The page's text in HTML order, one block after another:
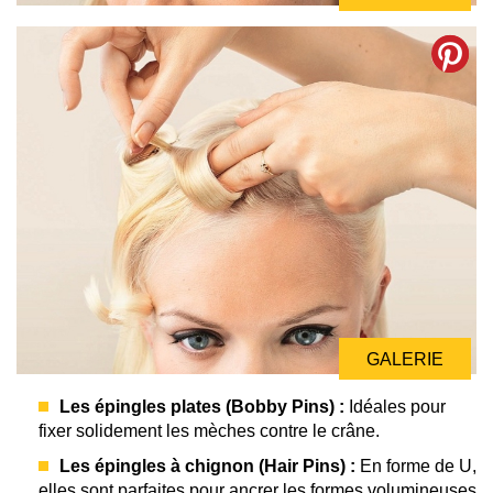
GALERIE
Les épingles plates (Bobby Pins) : Idéales pour
fixer solidement les mèches contre le crâne.
Les épingles à chignon (Hair Pins) : En forme de U,